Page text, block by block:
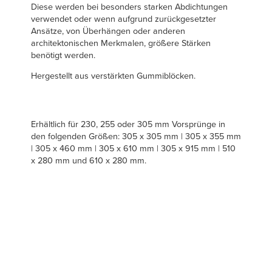
Diese werden bei besonders starken Abdichtungen
verwendet oder wenn aufgrund zurückgesetzter
Ansätze, von Überhängen oder anderen
architektonischen Merkmalen, größere Stärken
benötigt werden.
Hergestellt aus verstärkten Gummiblöcken.
Erhältlich für 230, 255 oder 305 mm Vorsprünge in
den folgenden Größen: 305 x 305 mm | 305 x 355 mm
| 305 x 460 mm | 305 x 610 mm | 305 x 915 mm | 510
x 280 mm und 610 x 280 mm.